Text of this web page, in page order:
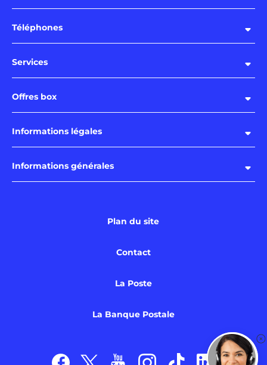
Téléphones
Services
Offres box
Informations légales
Informations générales
Plan du site
Contact
La Poste
La Banque Postale